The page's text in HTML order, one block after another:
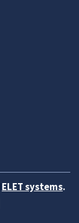
ELET systems.